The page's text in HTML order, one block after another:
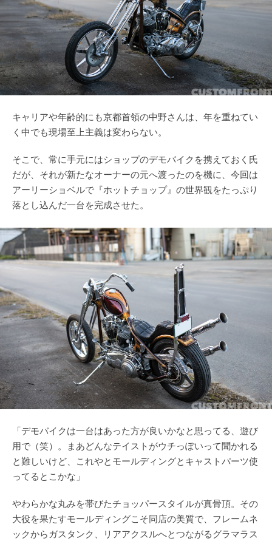
キャリアや年齢的にも京都首領の中野さんは、年を重ねてい
く中でも現場至上主義は変わらない。
そこで、常に手元にはショップのデモバイクを携えておく氏
だが、それが新たなオーナーの元へ渡ったのを機に、今回は
アーリーショベルで『ホットチョップ』の世界観をたっぷり
落とし込んだ一台を完成させた。
「デモバイクは一台はあった方が良いかなと思ってる、遊び
用で（笑）。まあどんなテイストがウチっぽいって聞かれる
と難しいけど、これやとモールディングとキャストパーツ使
ってるとこかな」
やわらかな丸みを帯びたチョッパースタイルが真骨頂。その
大役を果たすモールディングこそ同店の美質で、フレームネ
ックからガスタンク、リアアクスルへとつながるグラマラス